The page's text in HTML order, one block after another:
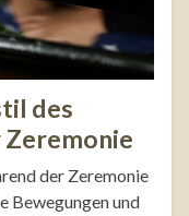
des
Zeremonie
der Zeremonie
Bewegungen und